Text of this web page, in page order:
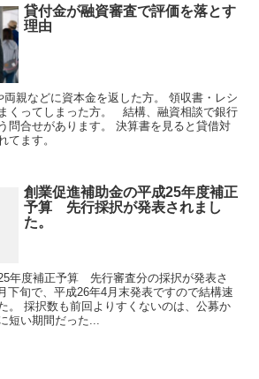
貸付金が融資審査で評価を落とす
理由
親などに資本金を返した方。 領収書・レシ
くってしまった方。 結構、融資相談で銀行
問合せがあります。 決算書を見ると貸借対
てます。
創業促進補助金の平成25年度補正
予算 先行採択が発表されまし
た。
年度補正予算 先行審査分の採択が発表さ
下旬で、平成26年4月末発表ですので結構速
。 採択数も前回よりすくないのは、公募か
短い期間だった...